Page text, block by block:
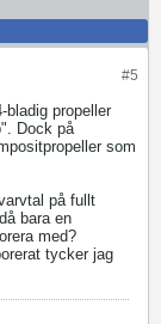
#5
bladig propeller
Dock på
som
på fullt
bara en
med?
tycker jag